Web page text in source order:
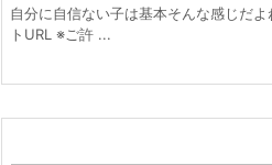
自分に自信ない子は基本そんな感じだ
トURL ※ご許 ...